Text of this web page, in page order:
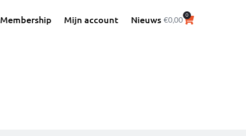
Membership Mijn account Nieuws €0,00
0